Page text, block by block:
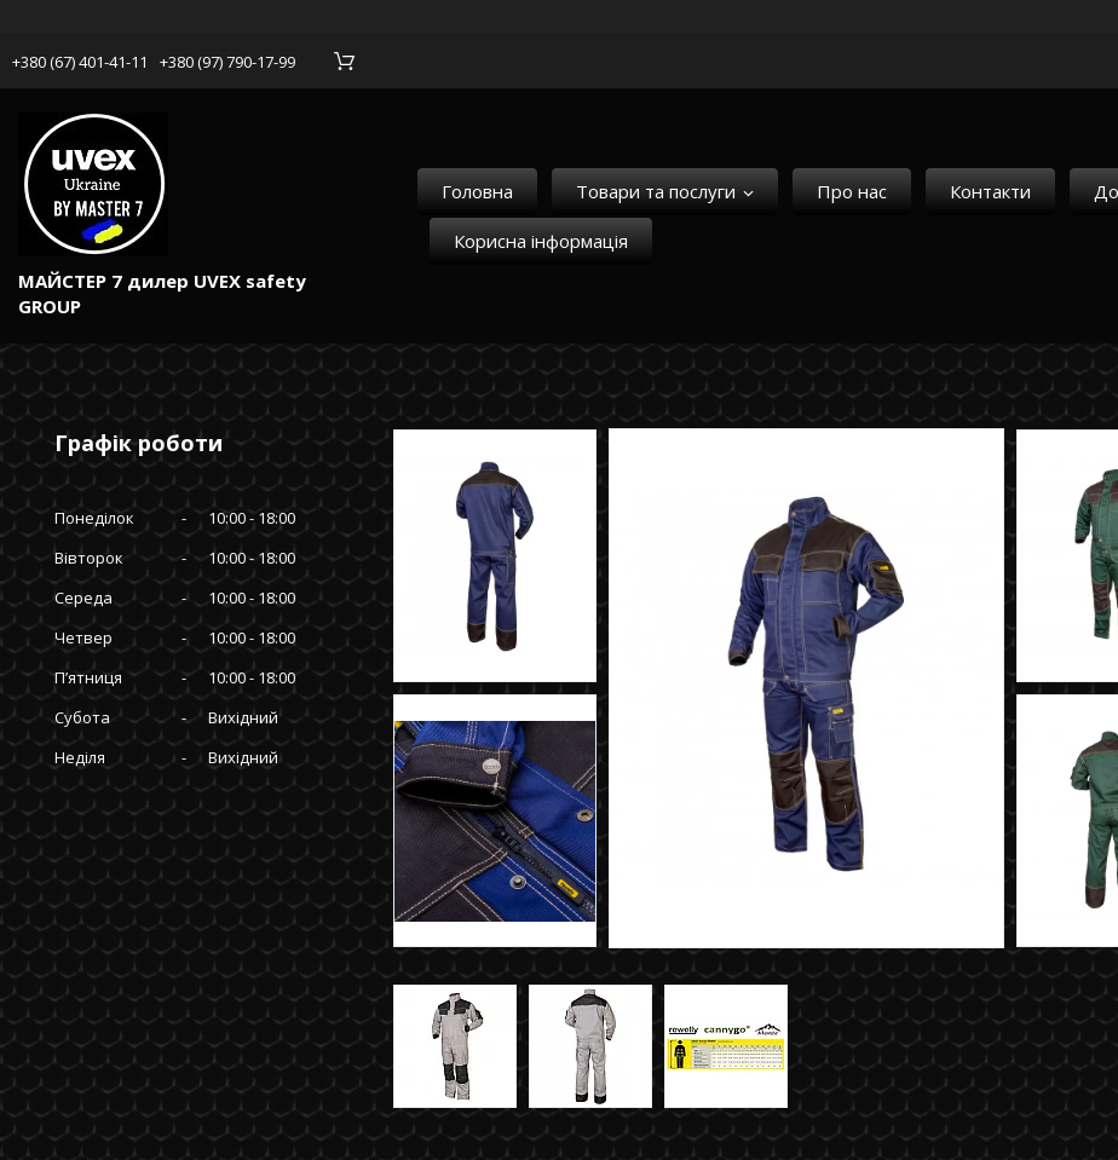
+380 (67) 401-41-11 +380 (97) 790-17-99
МАЙСТЕР 7 дилер UVEX safety
GROUP
Головна Товари та послуги Про нас Контакти
Корисна інформація
Графік роботи
Понеділок 10:00
18:00
Вівторок
10:00
18:00
Середа
10:00
18:00
Четвер
10:00
18:00
Пʼятниця
10:00
18:00
Субота
Вихідний
Неділя
Вихідний